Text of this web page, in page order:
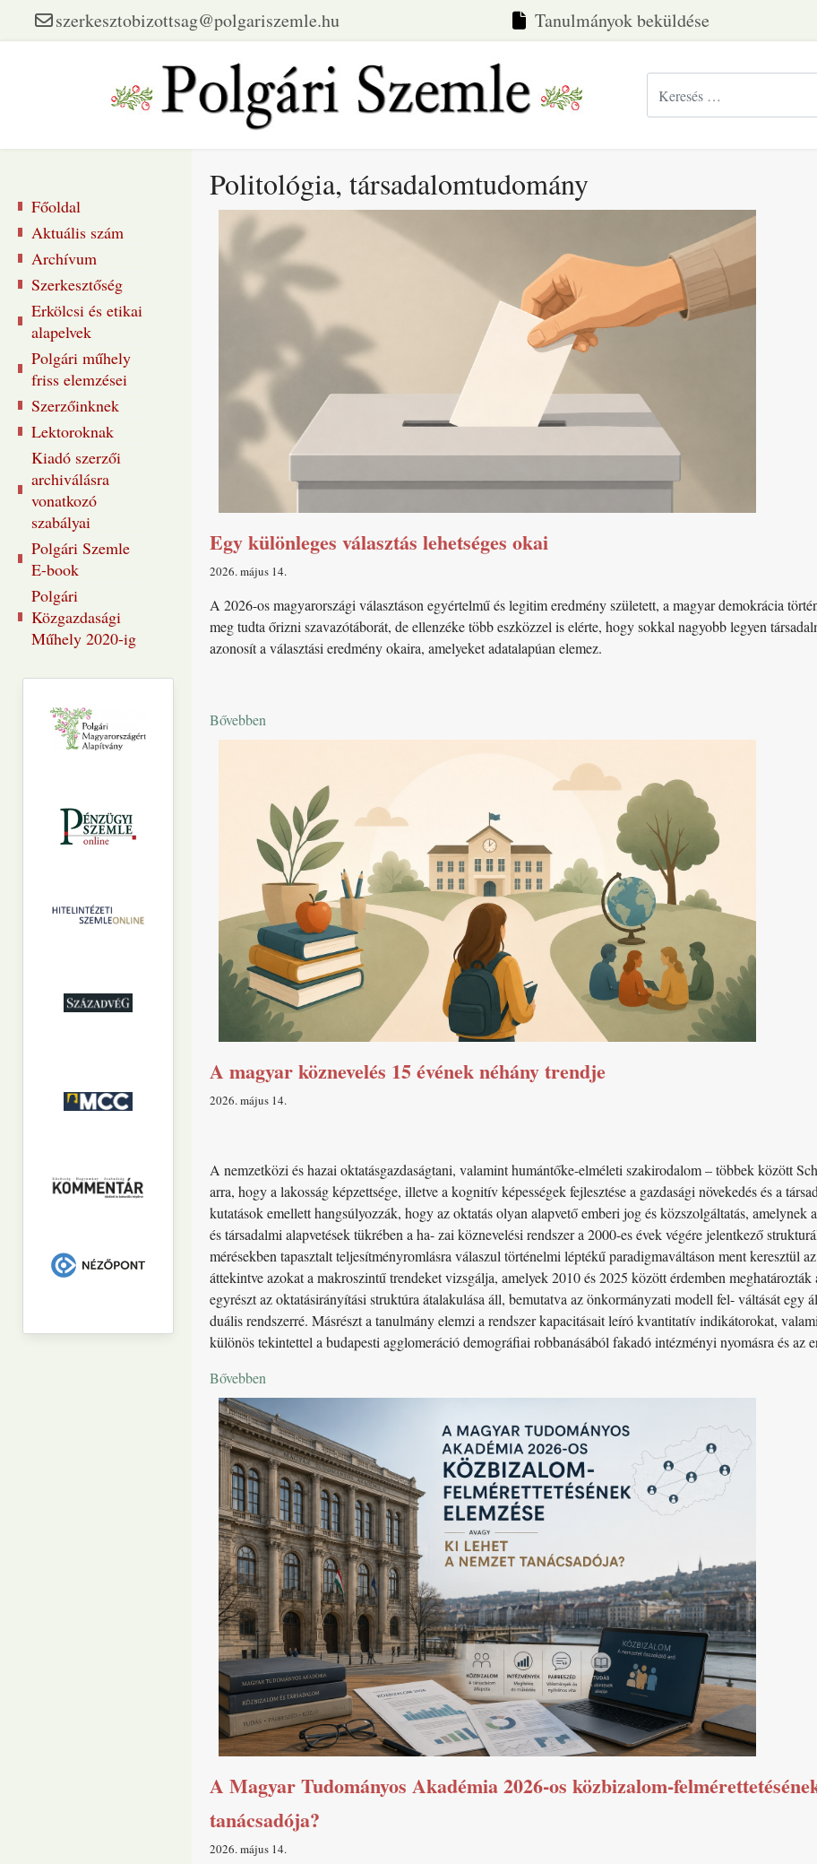
szerkesztobizottsag@polgariszemle.hu Tanulmányok beküldése
Főoldal
Aktuális szám
Archívum
Szerkesztőség
Erkölcsi és etikai
alapelvek
Polgári műhely
friss elemzései
Szerzőinknek
Lektoroknak
Kiadó szerzői
archiválásra
vonatkozó
szabályai
Polgári Szemle
E-book
Polgári
Közgazdasági
Műhely 2020-ig
Politológia, társadalomtudomány
Egy különleges választás lehetséges okai
2026. május 14
A 2026-os magyarországi választáson egyértelmű és legitim eredmény született, a magyar demokrácia
meg tudta őrizni szavazótáborát, de ellenzéke több eszközzel is elérte, hogy sokkal nagyobb legyen
azonosít a választási eredmény okaira, amelyeket adatalapúan elemez.
Bővebben
A magyar köznevelés 15 évének néhány trendje
2026. május 14
A nemzetközi és hazai oktatásgazdaságtani, valamint humántőke-elméleti szakirodalom – többek között
arra, hogy a lakosság képzettsége, illetve a kognitív képességek fejlesztése a gazdasági növekedés és a
kutatások emellett hangsúlyozzák, hogy az oktatás olyan alapvető emberi jog és közszolgáltatás,
és társadalmi alapvetések tükrében a ha- zai köznevelési rendszer a 2000-es évek végére jelentkező
mérésekben tapasztalt teljesítményromlásra válaszul történelmi léptékű paradigmaváltáson ment keresztül
áttekintve azokat a makroszintű trendeket vizsgálja, amelyek 2010 és 2025 között érdemben
egyrészt az oktatásirányítási struktúra átalakulása áll, bemutatva az önkormányzati modell fel- váltását
duális rendszerré. Másrészt a tanulmány elemzi a rendszer kapacitásait leíró kvantitatív indikátorokat,
különös tekintettel a budapesti agglomeráció demográfiai robbanásából fakadó intézményi nyomásra és az
Bővebben
A Magyar Tudományos Akadémia 2026-os közbizalom-
tanácsadója?
2026. május 14